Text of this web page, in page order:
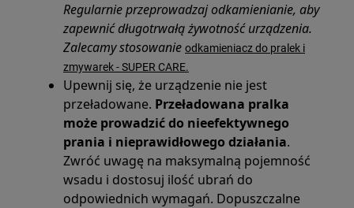
Regularnie przeprowadzaj odkamienianie, aby
zapewnić długotrwałą żywotność urządzenia.
Zalecamy stosowanieodkamieniacz do pralek i
zmywarek - SUPER CARE.
Upewnij się, że urządzenie nie jest
przeładowane. Przeładowana pralka
może prowadzić do nieefektywnego
prania i nieprawidłowego działania.
Zwróć uwagę na maksymalną pojemność
wsadu i dostosuj ilość ubrań do
odpowiednich wymagań. Dopuszczalne